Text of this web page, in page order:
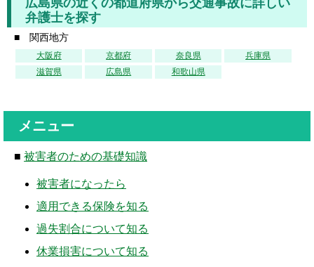
広島県の近くの都道府県から交通事故に詳しい
弁護士を探す
■ 関西地方
大阪府 京都府 奈良県
兵庫県
滋賀県
広島県 和歌山県
メニュー
■ 被害者のための基礎知識
被害者になったら
適用できる保険を知る
過失割合について知る
休業損害について知る